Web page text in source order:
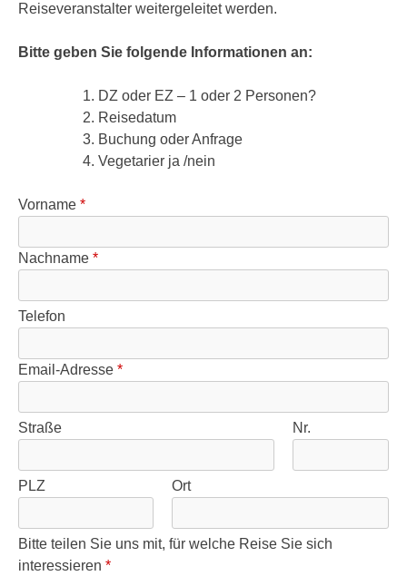
Reiseveranstalter weitergeleitet werden.
Bitte geben Sie folgende Informationen an:
DZ oder EZ – 1 oder 2 Personen?
Reisedatum
Buchung oder Anfrage
Vegetarier ja /nein
Vorname *
Nachname *
Telefon
Email-Adresse *
Straße Nr.
PLZ Ort
Bitte teilen Sie uns mit, für welche Reise Sie sich
interessieren *